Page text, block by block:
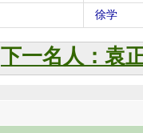
徐学
下一名人：袁